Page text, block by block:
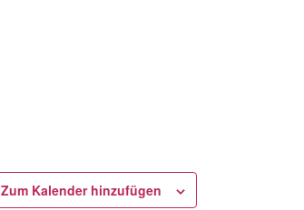
Zum Kalender hinzufügen